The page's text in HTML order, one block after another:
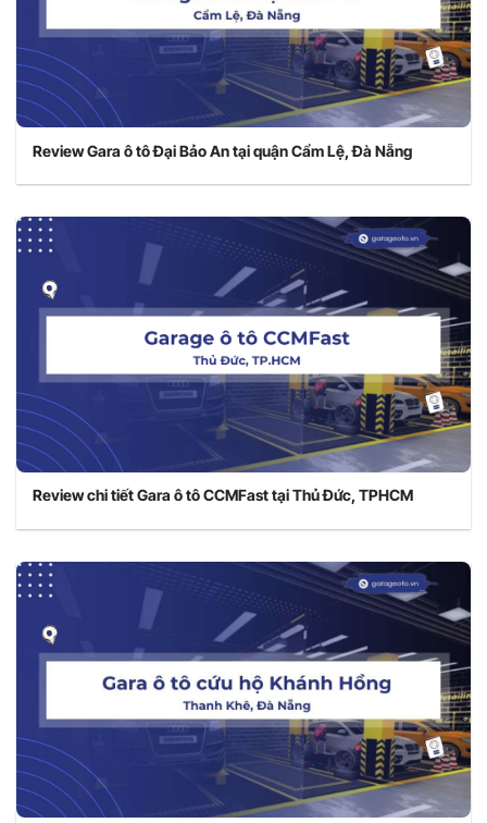
Review Gara ô tô Đại Bảo An tại quận Cẩm Lệ, Đà Nẵng
Review chi tiết Gara ô tô CCMFast tại Thủ Đức, TPHCM